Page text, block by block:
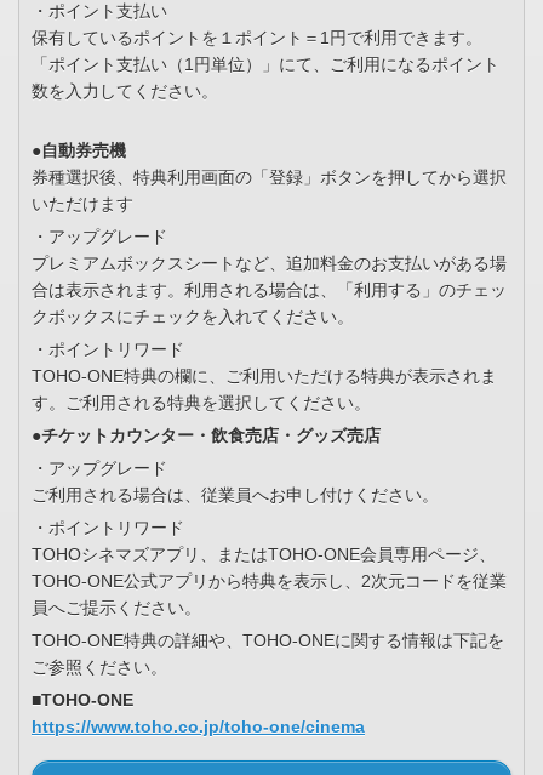
・ポイント支払い
保有しているポイントを１ポイント＝1円で利用できます。
「ポイント支払い（1円単位）」にて、ご利用になるポイント
数を入力してください。
●自動券売機
券種選択後、特典利用画面の「登録」ボタンを押してから選択
いただけます
・アップグレード
プレミアムボックスシートなど、追加料金のお支払いがある場
合は表示されます。利用される場合は、「利用する」のチェッ
クボックスにチェックを入れてください。
・ポイントリワード
TOHO-ONE特典の欄に、ご利用いただける特典が表示されま
す。ご利用される特典を選択してください。
●チケットカウンター・飲食売店・グッズ売店
・アップグレード
ご利用される場合は、従業員へお申し付けください。
・ポイントリワード
TOHOシネマズアプリ、またはTOHO-ONE会員専用ページ、
TOHO-ONE公式アプリから特典を表示し、2次元コードを従業
員へご提示ください。
TOHO-ONE特典の詳細や、TOHO-ONEに関する情報は下記を
ご参照ください。
■TOHO-ONE
https://www.toho.co.jp/toho-one/cinema